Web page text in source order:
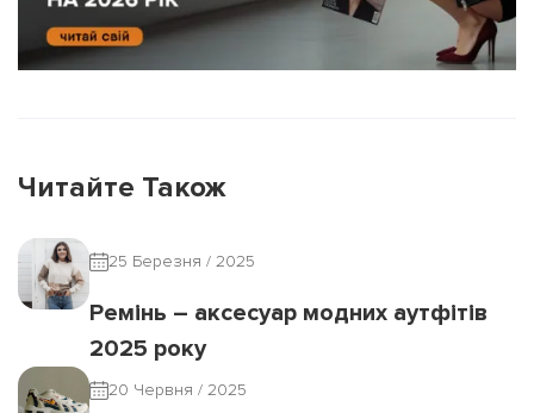
Читайте Також
25 Березня / 2025
Ремінь – аксесуар модних аутфітів
2025 року
20 Червня / 2025